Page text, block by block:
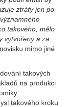
ztráty jen po
takového, mělo
vytvořeny a za
mimo jiné
takových
na produkci
takového kroku